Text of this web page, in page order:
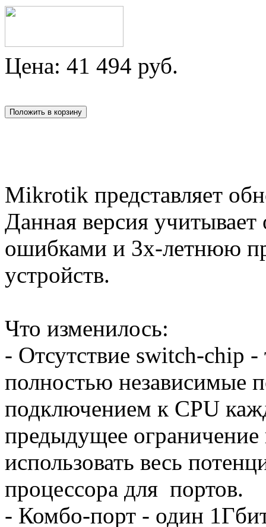
Цена: 41 494 руб.
Mikrotik представляет
Данная версия
ошибками и 3х-летнюю
устройств.
Что изменилось:
- Отсутствие switch-chip -
полностью независимые
подключением к CPU
предыдущее
использовать весь
процессора для портов.
- Комбо-порт - один